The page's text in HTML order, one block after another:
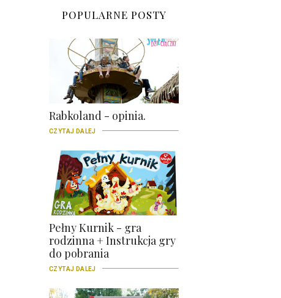
POPULARNE POSTY
Rabkoland - opinia.
CZYTAJ DALEJ
Pełny Kurnik - gra
rodzinna + Instrukcja gry
do pobrania
CZYTAJ DALEJ